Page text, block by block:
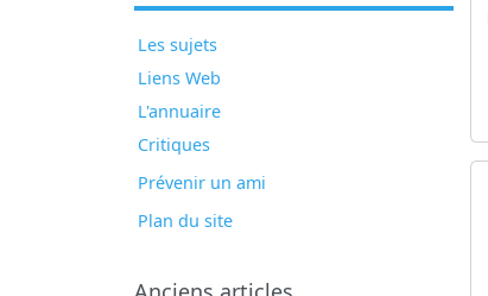
Les sujets
Liens Web
L'annuaire
Critiques
Prévenir un ami
Plan du site